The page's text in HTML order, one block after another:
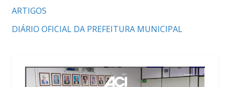
ARTIGOS
DIÁRIO OFICIAL DA PREFEITURA MUNICIPAL